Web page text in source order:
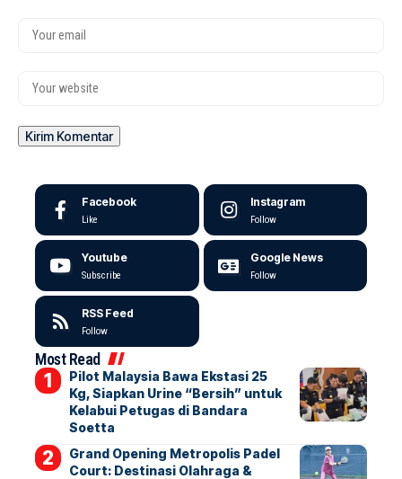
Facebook
Like
Instagram
Follow
Youtube
Subscribe
Google News
Follow
RSS Feed
Follow
Most Read
Pilot Malaysia Bawa Ekstasi 25
Kg, Siapkan Urine “Bersih” untuk
Kelabui Petugas di Bandara
Soetta
Grand Opening Metropolis Padel
Court: Destinasi Olahraga &